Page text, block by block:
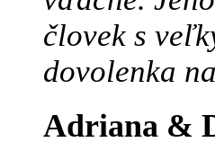
človek s
dovolenka
Adriana &